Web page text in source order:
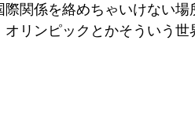
関係を絡めちゃいけない
リンピックとかそういう世